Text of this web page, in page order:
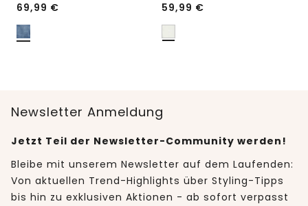
69,99 € 59,99 €
Newsletter Anmeldung
Jetzt Teil der Newsletter-Community werden!
Bleibe mit unserem Newsletter auf dem Laufenden:
Von aktuellen Trend-Highlights über Styling-Tipps
bis hin zu exklusiven Aktionen - ab sofort verpasst